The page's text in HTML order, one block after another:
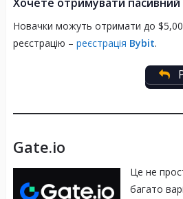
Ексклюзивна акція
Прогноз ціни
Нагороди
Telegram-канал
Новачки можуть отримати до
реєстрацію – реєстрація Bybit.
Gate.io
Це не
багато